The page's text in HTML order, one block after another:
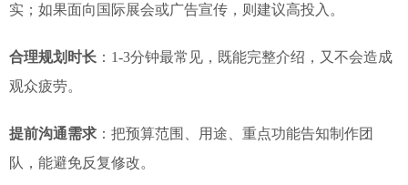
实；如果面向国际展会或广告宣传，则建议高投入。
合理规划时长 ：1-3分钟最常见，既能完整介绍，又不会造成
观众疲劳。
提前沟通需求 ：把预算范围、用途、重点功能告知制作团
队，能避免反复修改。